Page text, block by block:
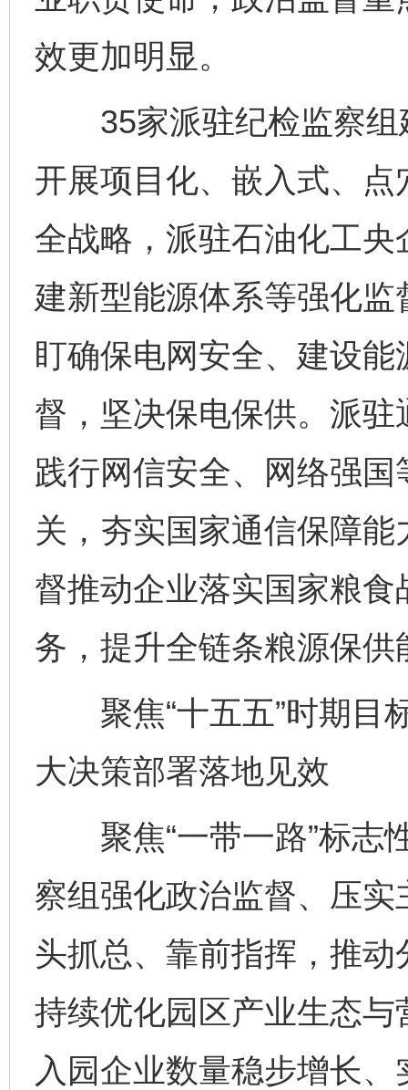
效更加明显。
35家派驻纪检监察组
开展项目化、嵌入式、
全战略，派驻石油化工
建新型能源体系等强化
盯确保电网安全、建设
督，坚决保电保供。派
践行网信安全、网络强
关，夯实国家通信保障
督推动企业落实国家粮
务，提升全链条粮源保供
聚焦“十五五”时期目
大决策部署落地见效
聚焦“一带一路”标志
察组强化政治监督、压
头抓总、靠前指挥，推
持续优化园区产业生态
入园企业数量稳步增长